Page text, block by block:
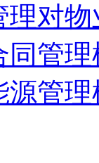
对
管
源管